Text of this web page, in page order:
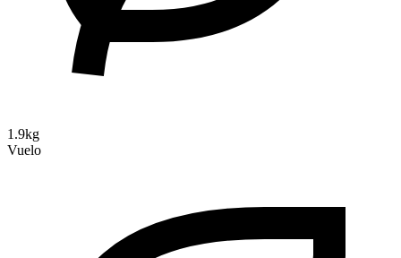
1.9kg
Vuelo